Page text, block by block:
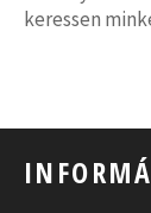
keressen